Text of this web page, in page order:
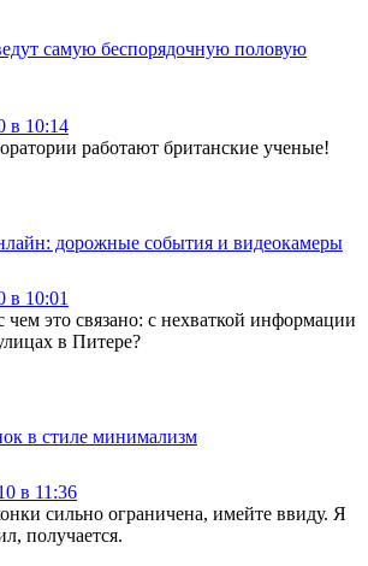
самую беспорядочную половую
в 10:14
работают британские ученые!
дорожные события и видеокамеры
в 10:01
чем это связано: с нехваткой информации
в Питере?
в стиле минимализм
в 11:36
сильно ограничена, имейте ввиду. Я
получается.